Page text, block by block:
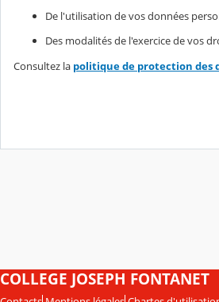
De l'utilisation de vos données
Des modalités de l'exercice de vos
Consultez la politique de protection des
COLLEGE JOSEPH FONTANET